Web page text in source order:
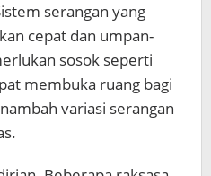
serangan yang
cepat dan umpan-
sosok seperti
membuka ruang bagi
variasi serangan